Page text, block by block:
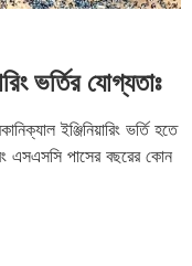
ভর্তির যোগ্যতাঃ
ইঞ্জিনিয়ারিং ভর্তি হতে
এসএসসি পাসের বছরের কোন